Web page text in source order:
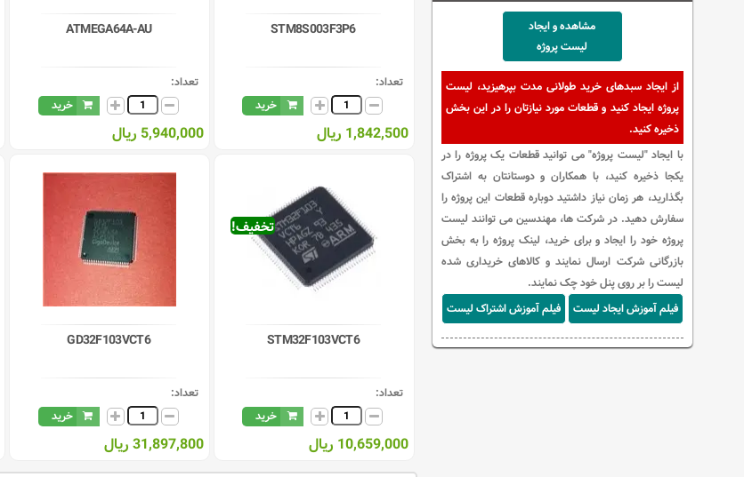
STM8S003F3P6
تعداد:
خرید
1,842,500 ریال
ATMEGA64A-AU
تعداد:
خرید
5,940,000 ریال
تخفیف!
STM32F103VCT6
تعداد:
خرید
10,659,000 ریال
GD32F103VCT6
تعداد:
خرید
31,897,800 ریال
مشاهده و ایجاد
لیست پروژه
از ایجاد سبدهای خرید طولانی مدت بپرهیزید، لیست
پروژه ایجاد کنید و قطعات مورد نیازتان را در این بخش
ذخیره کنید.
با ایجاد "لیست پروژه" می توانید قطعات یک پروژه را در
یکجا ذخیره کنید، با همکاران و دوستانتان به اشتراک
بگذارید، هر زمان نیاز داشتید دوباره قطعات این پروژه را
سفارش دهید. در شرکت ها، مهندسین می توانند لیست
پروژه خود را ایجاد و برای خرید، لینک پروژه را به بخش
بازرگانی شرکت ارسال نمایند و کالاهای خریداری شده
لیست را بر روی پنل خود چک نمایند.
فیلم آموزش ایجاد لیست
فیلم آموزش اشتراک لیست